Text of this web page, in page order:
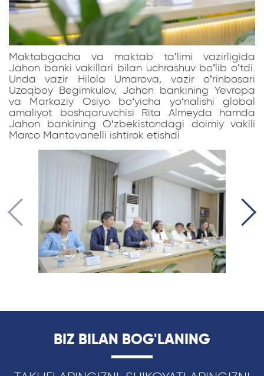
Maktabgacha va maktab ta’limi vazirligida
Jahon banki vakillari bilan uchrashuv bo’lib o’tdi.
Unda vazir Hilola Umarova, vazir o’rinbosari
Uzoqboy Begimkulov, Jahon bankining Yevropa
va Markaziy Osiyo bo‘yicha yo‘nalishi global
amaliyot boshqaruvchisi Rita Almeyda hamda
Jahon bankining O‘zbekistondagi doimiy vakili
Marco Mantovanelli ishtirok etishdi
BIZ BILAN BOG'LANING